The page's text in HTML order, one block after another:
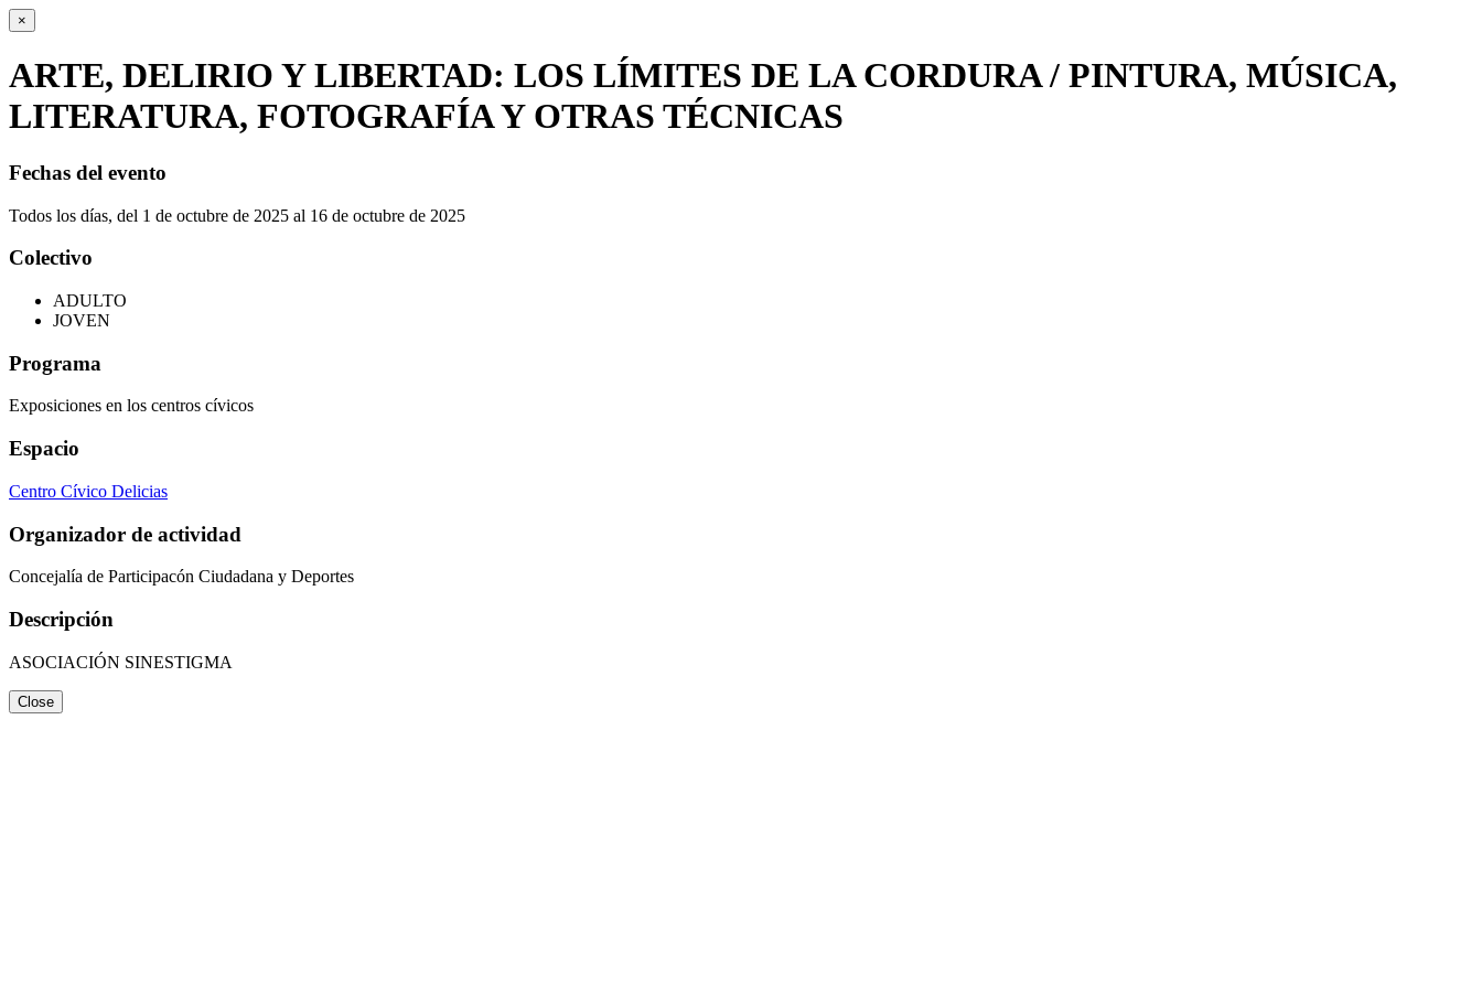
×
ARTE, DELIRIO Y LIBERTAD: LOS LÍMITES DE LA CORDURA / PINTURA, MÚSICA,
LITERATURA, FOTOGRAFÍA Y OTRAS TÉCNICAS
Fechas del evento
Todos los días, del 1 de octubre de 2025 al 16 de octubre de 2025
Colectivo
ADULTO
JOVEN
Programa
Exposiciones en los centros cívicos
Espacio
Centro Cívico Delicias
Organizador de actividad
Concejalía de Participacón Ciudadana y Deportes
Descripción
ASOCIACIÓN SINESTIGMA
Close